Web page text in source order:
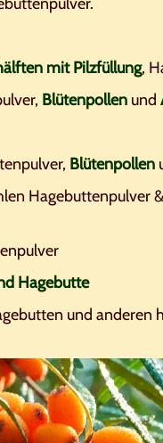
mit Pilzfüllung,
Blütenpollenund
Blütenpollen
Hagebuttenpulver &
Hagebutte
und anderen